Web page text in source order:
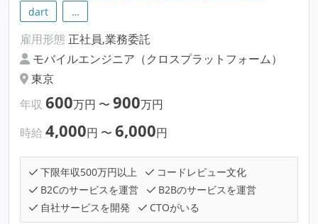
dart
…
雇用形態 正社員,業務委託
モバイルエンジニア（クロスプラットフォーム）
東京
年収 600万円 〜 900万円
時給 4,000円 〜 6,000円
下限年収500万円以上
コードレビュー文化
B2Cのサービスを運営
B2Bのサービスを運営
自社サービスを開発
CTOがいる